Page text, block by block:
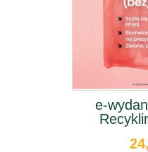
e-